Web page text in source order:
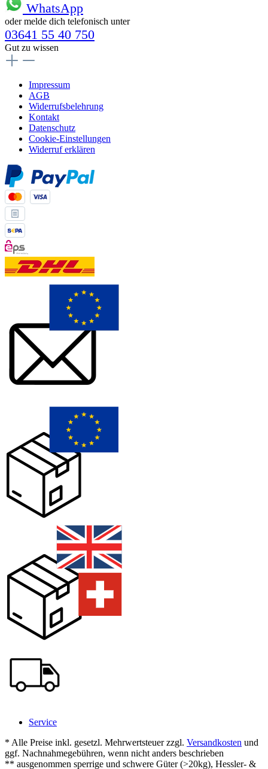
WhatsApp
oder melde dich telefonisch unter
03641 55 40 750
Gut zu wissen
Impressum
AGB
Widerrufsbelehrung
Kontakt
Datenschutz
Cookie-Einstellungen
Widerruf erklären
Service
* Alle Preise inkl. gesetzl. Mehrwertsteuer zzgl. Versandkosten und
ggf. Nachnahmegebühren, wenn nicht anders beschrieben
** ausgenommen sperrige und schwere Güter (>20kg), Hessler- &